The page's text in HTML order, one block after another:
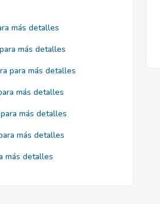
más detalles
más detalles
para más detalles
más detalles
más detalles
más detalles
más detalles